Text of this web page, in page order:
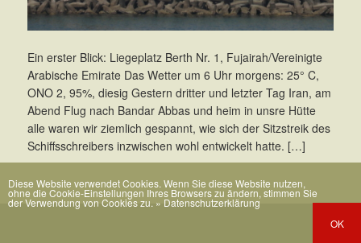
Ein erster Blick: Liegeplatz Berth Nr. 1, Fujairah/Vereinigte
Arabische Emirate Das Wetter um 6 Uhr morgens: 25° C,
ONO 2, 95%, diesig Gestern dritter und letzter Tag Iran, am
Abend Flug nach Bandar Abbas und heim in unsre Hütte 
alle waren wir ziemlich gespannt, wie sich der Sitzstreik des
Schiffsschreibers inzwischen wohl entwickelt hatte. […]
Diese Website verwendet Cookies. Wenn Sie diese Website nutzen,
ohne die Cookie-Einstellungen Ihres Browsers zu ändern, stimmen Sie
der Verwendung von Cookies zu. » Datenschutzerklärung
OK